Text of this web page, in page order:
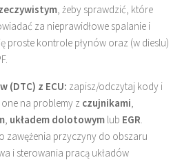
, żeby sprawdzić, które
za nieprawidłowe spalanie i
proste kontrole płynów oraz (w dieslu)
(DTC) z ECU: zapisz/odczytaj kody i
na problemy z czujnikami
układem dolotowym lub EGR
zawężenia przyczyny do obszaru
i sterowania pracą układów